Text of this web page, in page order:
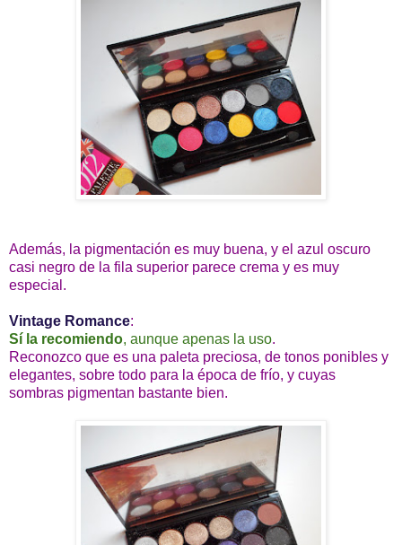
Además, la pigmentación es muy buena, y el azul oscuro
casi negro de la fila superior parece crema y es muy
especial.
Vintage Romance:
Sí la recomiendo, aunque apenas la uso.
Reconozco que es una paleta preciosa, de tonos ponibles y
elegantes, sobre todo para la época de frío, y cuyas
sombras pigmentan bastante bien.